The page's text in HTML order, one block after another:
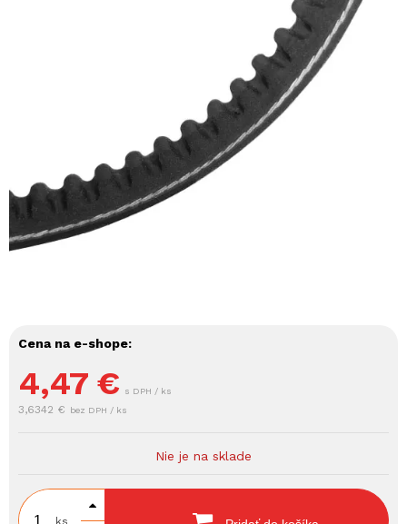
Cena na e-shope:
4,47 € s DPH / ks
3,6342 € bez DPH / ks
Nie je na sklade
ks